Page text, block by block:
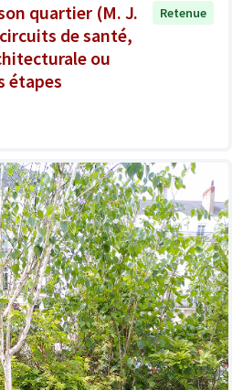
quartier (M. J.
de santé,
ou
étapes
Retenue